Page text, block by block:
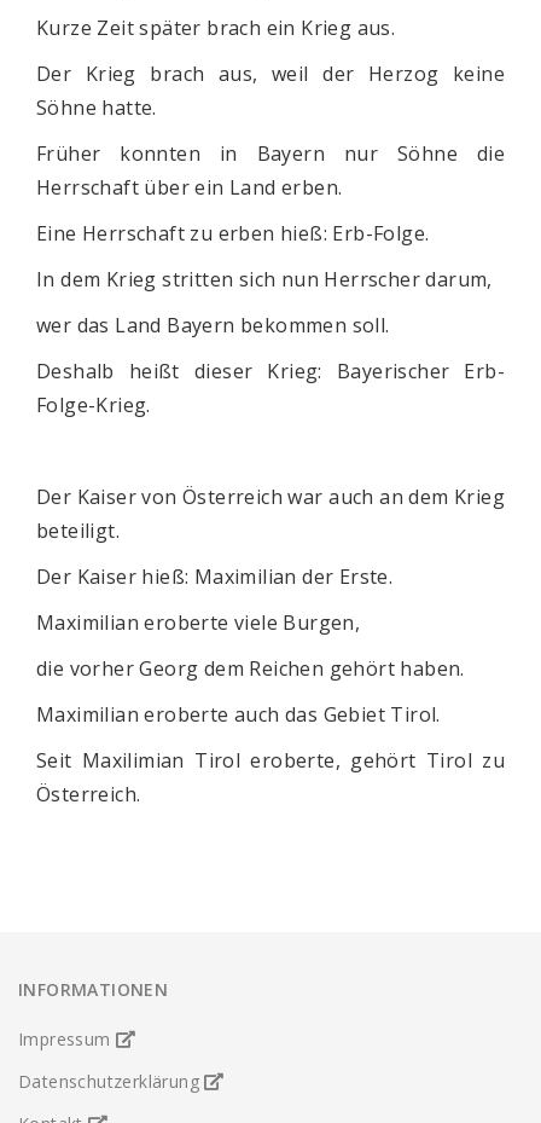
Kurze Zeit später brach ein Krieg aus.
Der Krieg brach aus, weil der Herzog keine
Söhne hatte.
Früher konnten in Bayern nur Söhne die
Herrschaft über ein Land erben.
Eine Herrschaft zu erben hieß: Erb-Folge.
In dem Krieg stritten sich nun Herrscher darum,
wer das Land Bayern bekommen soll.
Deshalb heißt dieser Krieg: Bayerischer Erb-
Folge-Krieg.
Der Kaiser von Österreich war auch an dem Krieg
beteiligt.
Der Kaiser hieß: Maximilian der Erste.
Maximilian eroberte viele Burgen,
die vorher Georg dem Reichen gehört haben.
Maximilian eroberte auch das Gebiet Tirol.
Seit Maxilimian Tirol eroberte, gehört Tirol zu
Österreich.
INFORMATIONEN
Impressum
Datenschutzerklärung